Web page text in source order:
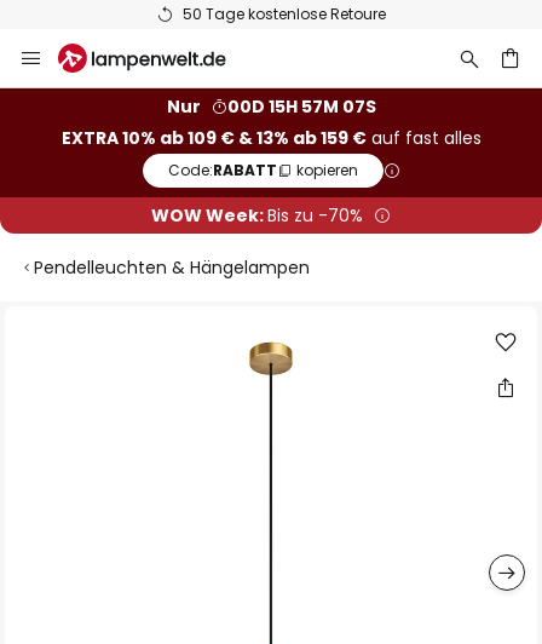
50 Tage kostenlose Retoure
Inhalt
Nur
00D 15H 57M 06S
EXTRA 10% ab 109 € & 13% ab 159 €auf fast alles
Code:RABATT kopieren
WOW Week:Bis zu -70%
Pendelleuchten & Hängelampen